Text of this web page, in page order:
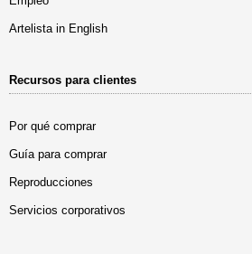
Artelista in English
Recursos para clientes
Por qué comprar
Guía para comprar
Reproducciones
Servicios corporativos